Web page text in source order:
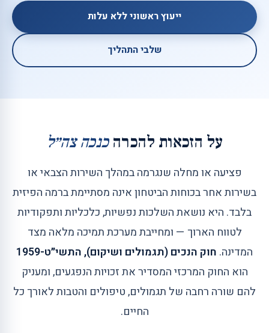
ייעוץ ראשוני ללא עלות
שלבי התהליך
על הזכאות להכרהכנכה צה״ל
פציעה או מחלה שנגרמה במהלך השירות הצבאי או
בשירות אחר בכוחות הביטחון אינה מסתיימת ברמה הפיזית
בלבד. היא נושאת השלכות נפשיות, כלכליות ותפקודיות
לטווח הארוך — ומחייבת מערכת תמיכה מלאה מצד
המדינה. חוק הנכים (תגמולים ושיקום), התשי״ט-1959
הוא החוק המרכזי המסדיר את זכויות הנפגעים, ומעניק
להם שורה רחבה של תגמולים, טיפולים והטבות לאורך כל
החיים.